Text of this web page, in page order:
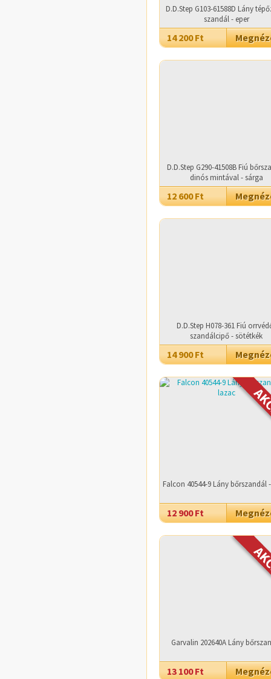
D.D.Step G103-61588D Lány
szandál - eper
14 200 Ft
D.D.Step G290-41508B Fiú
dinós mintával - sárga
12 600 Ft
D.D.Step H078-361 Fiú
szandálcipő - sötétkék
14 900 Ft
Falcon 40544-9 Lány bőrszandál
12 900 Ft
Garvalin 202640A Lány
13 100 Ft